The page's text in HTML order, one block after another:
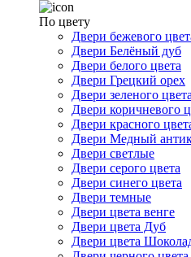
По цвету
Двери бежевого
Двери Белёный дуб
Двери белого цвета
Двери Грецкий орех
Двери зеленого цвета
Двери коричневого
Двери красного
Двери Медный
Двери светлые
Двери серого цвета
Двери синего цвета
Двери темные
Двери цвета венге
Двери цвета Дуб
Двери цвета